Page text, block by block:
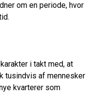
om en periode, hvor
i takt med, at
tusindvis af mennesker
kvarterer som